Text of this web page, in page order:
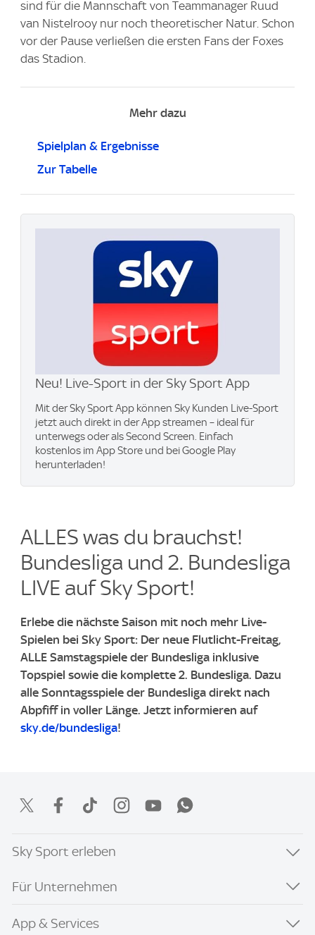
sind für die Mannschaft von Teammanager Ruud
van Nistelrooy nur noch theoretischer Natur. Schon
vor der Pause verließen die ersten Fans der Foxes
das Stadion.
Mehr dazu
Spielplan & Ergebnisse
Zur Tabelle
Neu! Live-Sport in der Sky Sport App
Mit der Sky Sport App können Sky Kunden Live-Sport
jetzt auch direkt in der App streamen – ideal für
unterwegs oder als Second Screen. Einfach
kostenlos im App Store und bei Google Play
herunterladen!
ALLES was du brauchst!
Bundesliga und 2. Bundesliga
LIVE auf Sky Sport!​
Erlebe die nächste Saison mit noch mehr Live-
Spielen bei Sky Sport: Der neue Flutlicht-Freitag,
ALLE Samstagspiele der Bundesliga inklusive
Topspiel sowie die komplette 2. Bundesliga. ​Dazu
alle Sonntagsspiele der Bundesliga direkt nach
Abpfiff in voller Länge. ​Jetzt informieren auf
sky.de/bundesliga!
Sky Sport erleben
Für Unternehmen
App & Services